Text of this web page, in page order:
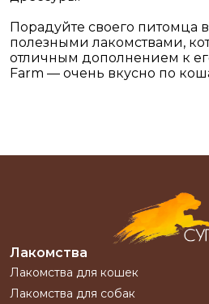
Порадуйте своего питомца
полезными лакомствами,
отличным дополнением к
Farm — очень вкусно по
Лакомства
Лакомства для кошек
Лакомства для собак